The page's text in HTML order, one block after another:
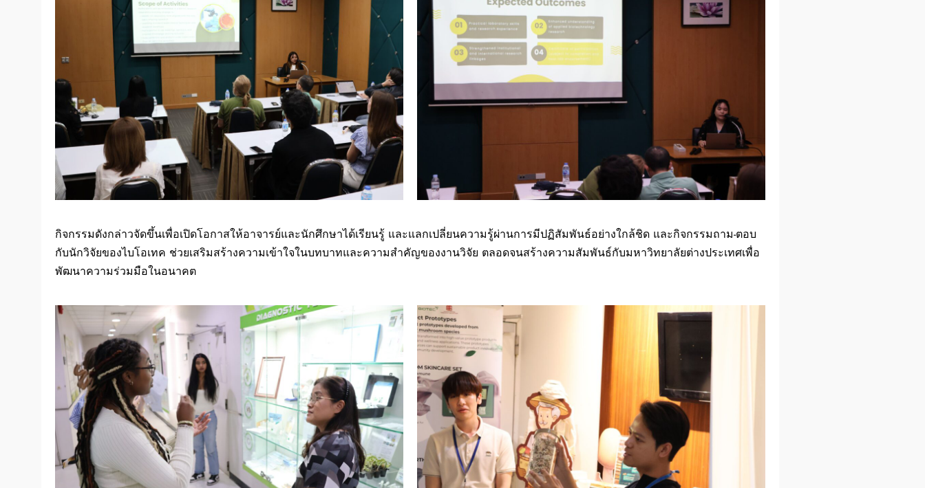
กิจกรรมดังกล่าวจัดขึ้นเพื่อเปิดโอกาสให้อาจารย์และนักศึกษาได้เรียนรู้ และแลกเปลี่ยนความรู้ผ่านการมีปฏิสัมพันธ์อย่างใกล้ชิด และกิจกรรมถาม-ตอบ
กับนักวิจัยของไบโอเทค ช่วยเสริมสร้างความเข้าใจในบทบาทและความสำคัญของงานวิจัย ตลอดจนสร้างความสัมพันธ์กับมหาวิทยาลัยต่างประเทศเพื่อ
พัฒนาความร่วมมือในอนาคต